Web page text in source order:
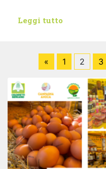
Leggi tutto
« 1 2 3